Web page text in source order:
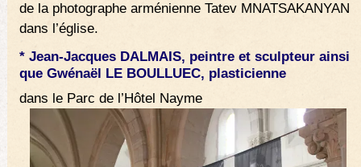
de la photographe arménienne Tatev MNATSAKANYAN
dans l’église.
* Jean-Jacques DALMAIS, peintre et sculpteur ainsi
que Gwénaël LE BOULLUEC, plasticienne
dans le Parc de l’Hôtel Nayme